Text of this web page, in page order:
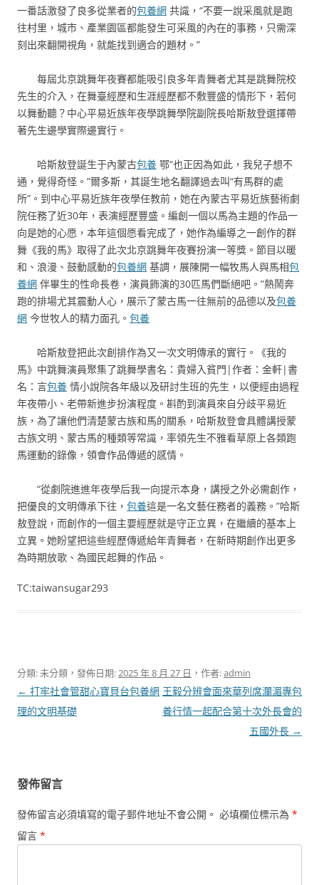
一番話激發了良多從業者的包養網 共識，“不要一說采風就是跑
往村里，城市、產業園區都能發生可采風的內在的事務，只需深
刻出來翻開視角，就能找到適合的題材。”
每屆北京跳舞年夜賽都能吸引良多年青舞者尤其是跳舞院校
先生的介入，在舞臺經歷和生涯經歷都不敷豐盛的情形下，若何
以舞動聽？中心平易近族年夜學跳舞學院副院長哈斯敖登選擇帶
著先生邊學實際邊實行。
哈斯敖登誕生于內蒙古包養 鄂“也正因為如此，我兒子想不
通，覺得奇怪。”爾多斯，其誕生地名翻譯過去叫“有馬群的處
所”。到中心平易近族年夜學任教前，她在內蒙古平易近族藝術劇
院任務了近30年，表演經歷豐盛。編創一個以馬為主題的作品一
向是她的心愿，本年這個愿看完成了，她作為編導之一創作的群
舞《我的馬》取得了此次北京跳舞年夜賽扮演一等獎。節目以暖
和、浪漫、鼓動感動的包養網 基調，展陳開一幅牧馬人與馬相包
養網 伴畢生的性命長卷，演員飾演的30匹馬們斷絕吧。”熱鬧奔
跑的排場尤其震動人心，展示了蒙古馬一往無前的品德以及包養
網 今世牧人的精力面孔。 包養
哈斯敖登把此次創排作為又一次文明傳承的實行。《我的
馬》中跳舞演員聚集了跳舞學書名：貴婦入貧門|作者：金軒|書
名：言包養 情小說院各年級以及研討生班的先生，以便經由過程
年夜帶小、老帶新進步扮演程度。斟酌到演員來自分歧平易近
族，為了讓他們清楚蒙古族和馬的關系，哈斯敖登會具體講授蒙
古族文明、蒙古馬的種類等常識，率領先生不雅看草原上各類跑
馬運動的錄像，領會作品傳遞的感情。
“從劇院進進年夜學后我一向提示本身，講授之外必需創作，
把優良的文明傳承下往， 包養這是一名文藝任務者的義務。”哈斯
敖登說，而創作的一個主要經歷就是守正立異，在繼續的基本上
立異。她盼望把這些經歷傳遞給年青舞者，在新時期創作出更多
為時期放歌、為國民起舞的作品。
TC:taiwansugar293
分類: 未分類，發佈日期:2025 年 8 月 27 日 ，作者:admin
文
章
← 打牢社會管甜心寶貝台包養網
理的文明基礎
王毅分辨會面來華列席瀾湄專包
養行情一起配合第十次外長會的
五國外長 →
發佈留言
發佈留言必須填寫的電子郵件地址不會公開。 必填欄位標示為 *
留言 *